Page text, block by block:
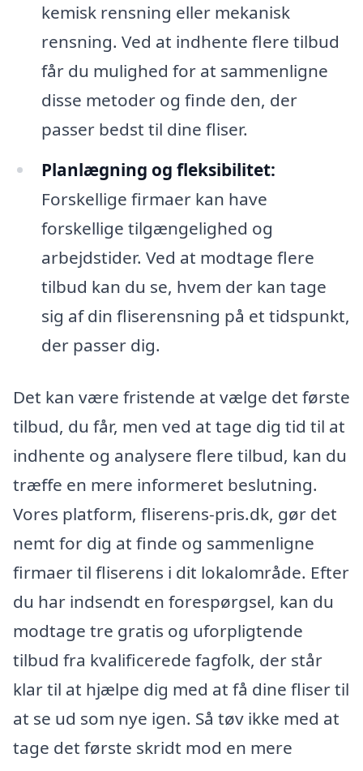
kemisk rensning eller mekanisk
rensning. Ved at indhente flere tilbud
får du mulighed for at sammenligne
disse metoder og finde den, der
passer bedst til dine fliser.
Planlægning og fleksibilitet:
Forskellige firmaer kan have
forskellige tilgængelighed og
arbejdstider. Ved at modtage flere
tilbud kan du se, hvem der kan tage
sig af din fliserensning på et tidspunkt,
der passer dig.
Det kan være fristende at vælge det første
tilbud, du får, men ved at tage dig tid til at
indhente og analysere flere tilbud, kan du
træffe en mere informeret beslutning.
Vores platform, fliserens-pris.dk, gør det
nemt for dig at finde og sammenligne
firmaer til fliserens i dit lokalområde. Efter
du har indsendt en forespørgsel, kan du
modtage tre gratis og uforpligtende
tilbud fra kvalificerede fagfolk, der står
klar til at hjælpe dig med at få dine fliser til
at se ud som nye igen. Så tøv ikke med at
tage det første skridt mod en mere